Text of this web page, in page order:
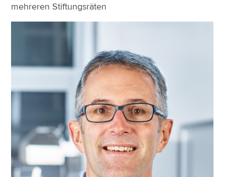
mehreren Stiftungsräten